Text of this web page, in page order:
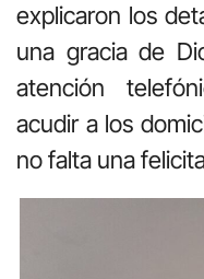
explicaron los
una gracia de
atención
acudir a los
no falta una